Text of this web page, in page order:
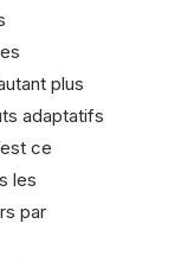
plus
adaptatifs
ce
les
par